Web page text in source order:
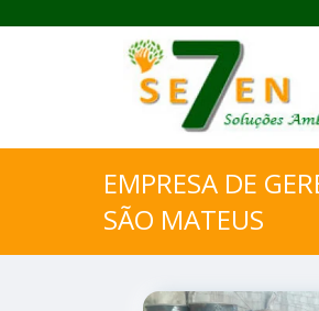
EMPRESA DE
SÃO MATEUS